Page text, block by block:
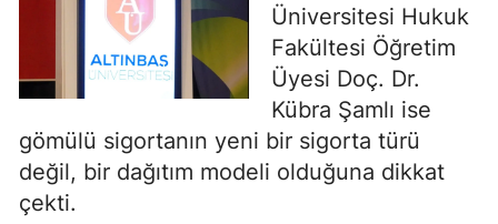
Üniversitesi Hukuk
Fakültesi Öğretim
Üyesi Doç. Dr.
Kübra Şamlı ise
gömülü sigortanın yeni bir sigorta türü
değil, bir dağıtım modeli olduğuna dikkat
çekti.